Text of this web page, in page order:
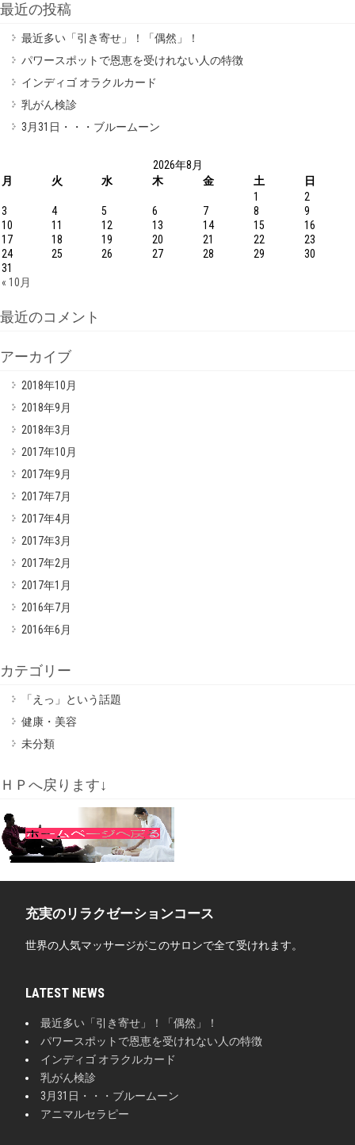
最近の投稿
最近多い「引き寄せ」！「偶然」！
パワースポットで恩恵を受けれない人の特徴
インディゴ オラクルカード
乳がん検診
3月31日・・・ブルームーン
2026年8月
月
火 水 木 金 土 日
« 10月
1
2
3
4 5 6 7 8
9
10
11 12 13 14 15
16
17
18 19 20 21 22
23
24
25 26 27 28 29
30
31
最近のコメント
アーカイブ
2018年10月
2018年9月
2018年3月
2017年10月
2017年9月
2017年7月
2017年4月
2017年3月
2017年2月
2017年1月
2016年7月
2016年6月
カテゴリー
「えっ」という話題
健康・美容
未分類
ＨＰへ戻ります↓
充実のリラクゼーションコース
世界の人気マッサージがこのサロンで全て受けれます。
LATEST NEWS
最近多い「引き寄せ」！「偶然」！
パワースポットで恩恵を受けれない人の特徴
インディゴ オラクルカード
乳がん検診
3月31日・・・ブルームーン
アニマルセラピー